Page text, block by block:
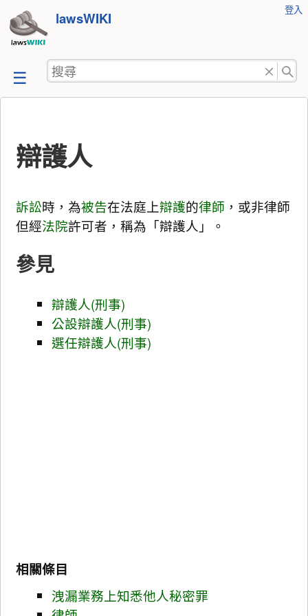
跳
至
容
lawsWIKI
工
登入
搜
尋
辯護人
訴訟時，為被告在法庭上辯護的律師 ，或非律師
但經法院許可者，稱為「辯護人」。
參見
辯護人(刑事)
公設辯護人(刑事)
選任辯護人(刑事)
相關條目
洩漏業務上知悉他人秘密罪